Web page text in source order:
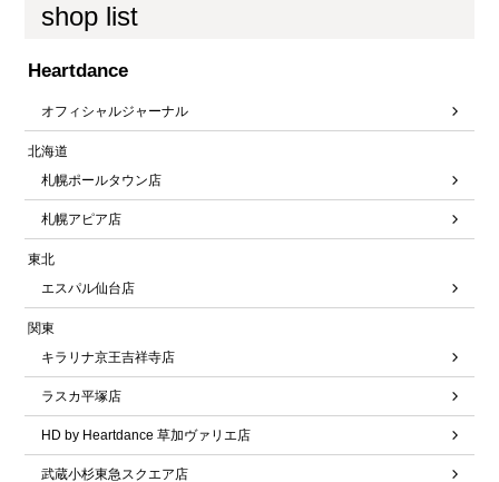
shop list
Heartdance
オフィシャルジャーナル
北海道
札幌ポールタウン店
札幌アピア店
東北
エスパル仙台店
関東
キラリナ京王吉祥寺店
ラスカ平塚店
HD by Heartdance 草加ヴァリエ店
武蔵小杉東急スクエア店